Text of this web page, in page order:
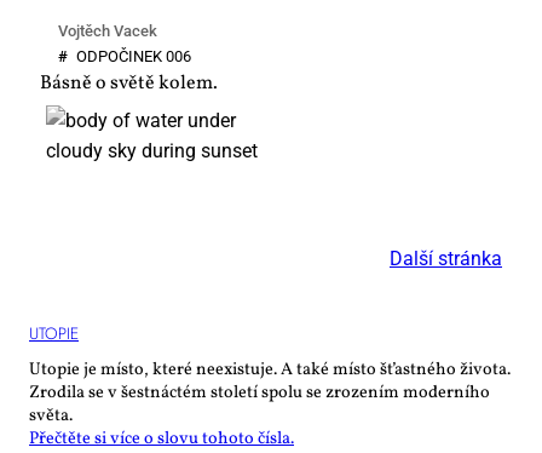
Vojtěch Vacek
# OD­PO­ČI­NEK 006
Básně o světě kolem.
Další stránka
UTO­PIE
Utopie je místo, které neexistuje. A také místo šťastného života.
Zrodila se v šestnáctém století spolu se zrozením moderního
světa.
Přečtěte si více o slovu tohoto čísla.